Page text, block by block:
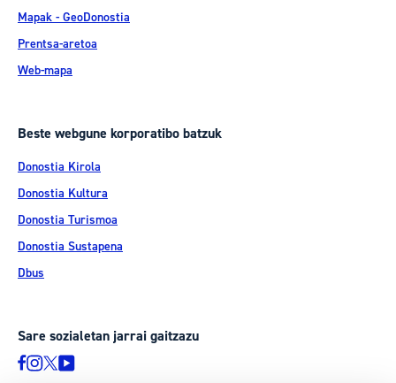
Mapak - GeoDonostia
Prentsa-aretoa
Web-mapa
Beste webgune korporatibo batzuk
Donostia Kirola
Donostia Kultura
Donostia Turismoa
Donostia Sustapena
Dbus
Sare sozialetan jarrai gaitzazu